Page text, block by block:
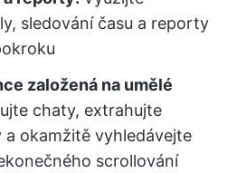
sledování času a reporty
založená na umělé
chaty, extrahujte
okamžitě vyhledávejte
scrollování